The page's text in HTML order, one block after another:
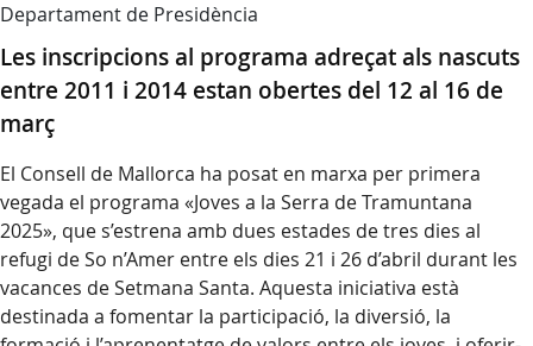
Departament de Presidència
Les inscripcions al programa adreçat als nascuts
entre 2011 i 2014 estan obertes del 12 al 16 de
març
El Consell de Mallorca ha posat en marxa per primera
vegada el programa «Joves a la Serra de Tramuntana
2025», que s’estrena amb dues estades de tres dies al
refugi de So n’Amer entre els dies 21 i 26 d’abril durant les
vacances de Setmana Santa. Aquesta iniciativa està
destinada a fomentar la participació, la diversió, la